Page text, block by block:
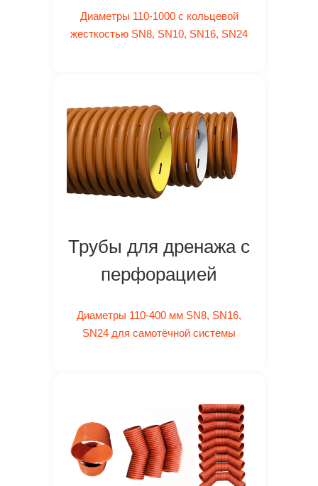
Диаметры 110-1000 с кольцевой
жесткостью SN8, SN10, SN16, SN24
Трубы для дренажа с
перфорацией
Диаметры 110-400 мм SN8, SN16,
SN24 для самотёчной системы